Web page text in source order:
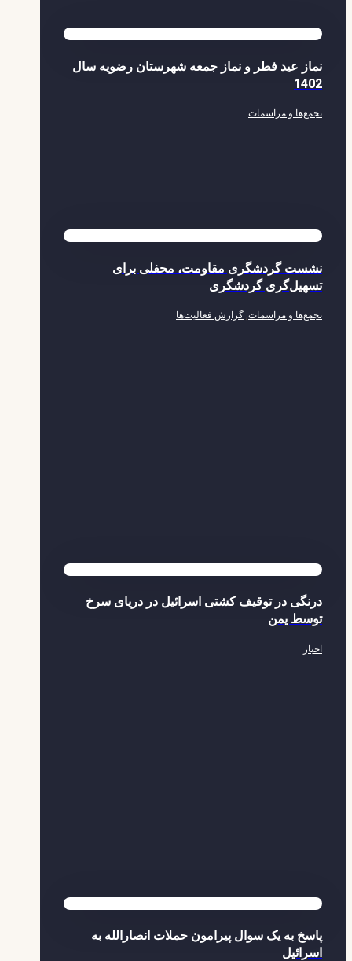
نماز عید فطر و نماز جمعه شهرستان رضویه سال
1402
تجمع‌ها و مراسمات
نشست گردشگری مقاومت، محفلی برای
تسهیل‌گری گردشگری
تجمع‌ها و مراسمات, گزارش فعالیت‌ها
درنگی در توقیف کشتی‌ اسرائیل در دریای سرخ
توسط یمن
اخبار
پاسخ به یک سوال پیرامون حملات انصارالله به
اسرائیل